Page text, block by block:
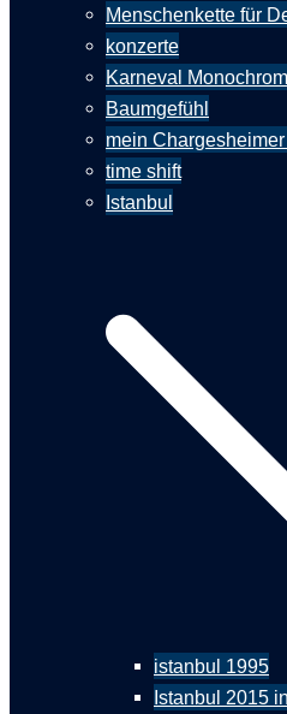
Menschenkette für
konzerte
Karneval Monochrom
Baumgefühl
mein
time shift
Istanbul
istanbul 1995
Istanbul 2015